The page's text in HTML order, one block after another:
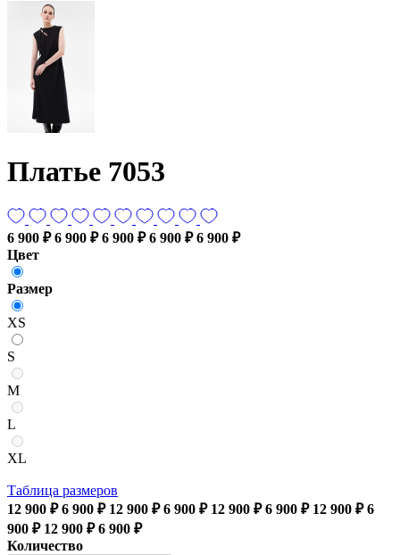
Платье 7053
6 900 ₽ 6 900 ₽ 6 900 ₽ 6 900 ₽ 6 900 ₽
Цвет
Размер
XS
S
M
L
XL
Таблица размеров
12 900 ₽ 6 900 ₽ 12 900 ₽ 6 900 ₽ 12 900 ₽ 6 900 ₽ 12 900 ₽ 6
900 ₽ 12 900 ₽ 6 900 ₽
Количество